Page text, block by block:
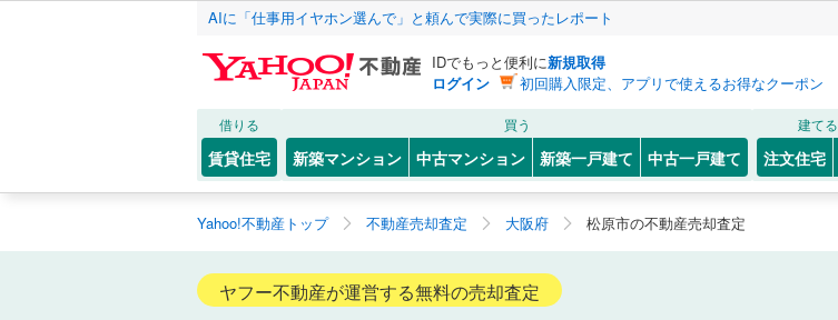
AIに「仕事用イヤホン選んで」と頼んで実際に買ったレポート
IDでもっと便利に新規取得
ログイン
初回購入限定、アプリで使えるお得なクーポン
借りる
賃貸住宅
買う
新築マンション 中古マンション 新築一戸建て 中古一戸建て
建てる
注文住宅
Yahoo!不動産トップ 不動産売却査定 大阪府 松原市の不動産売却査定
ヤフー不動産が運営する無料の売却査定